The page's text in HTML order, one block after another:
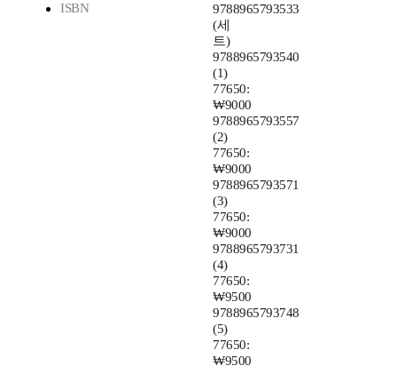
ISBN
9788965793533
(세
트)
9788965793540
(1)
77650:
₩9000
9788965793557
(2)
77650:
₩9000
9788965793571
(3)
77650:
₩9000
9788965793731
(4)
77650:
₩9500
9788965793748
(5)
77650:
₩9500